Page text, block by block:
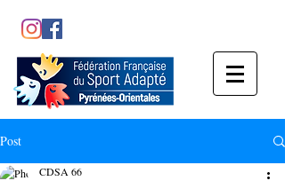
Post
CDSA 66